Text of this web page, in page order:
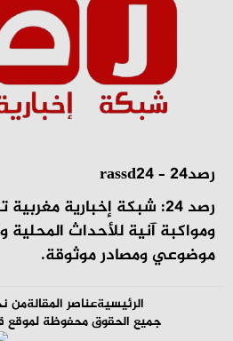
رصد24 – rassd24
رصد 24: شبكة إخبارية
ومواكبة آنية للأحداث المحلية
موضوعي ومصادر موثوقة.
الرئيسيةعناصر المقالةمن
جميع الحقوق محفوظة لموقع قمة